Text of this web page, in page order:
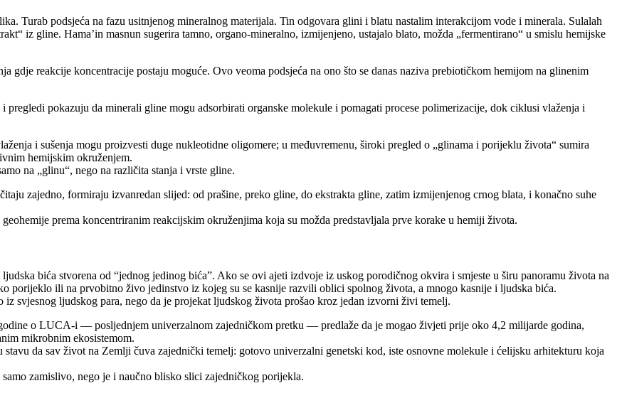
Turab podsjeća na fazu usitnjenog mineralnog materijala. Tin odgovara glini i blatu nastalim interakcijom vode i minerala. Sulalah
iz gline. Hama’in masnun sugerira tamno, organo-mineralno, izmijenjeno, ustajalo blato, možda „fermentirano“ u smislu hemijske
gdje reakcije koncentracije postaju moguće. Ovo veoma podsjeća na ono što se danas naziva prebiotičkom hemijom na glinenim
pregledi pokazuju da minerali gline mogu adsorbirati organske molekule i pomagati procese polimerizacije, dok ciklusi vlaženja i
i sušenja mogu proizvesti duge nukleotidne oligomere; u međuvremenu, široki pregled o „glinama i porijeklu života“ sumira
hemijskim okruženjem.
na „glinu“, nego na različita stanja i vrste gline.
zajedno, formiraju izvanredan slijed: od prašine, preko gline, do ekstrakta gline, zatim izmijenjenog crnog blata, i konačno suhe
prema koncentriranim reakcijskim okruženjima koja su možda predstavljala prve korake u hemiji života.
bića stvorena od “jednog jedinog bića”. Ako se ovi ajeti izdvoje iz uskog porodičnog okvira i smjeste u širu panoramu života na
porijeklo ili na prvobitno živo jedinstvo iz kojeg su se kasnije razvili oblici spolnog života, a mnogo kasnije i ljudska bića.
svjesnog ljudskog para, nego da je projekat ljudskog života prošao kroz jedan izvorni živi temelj.
o LUCA-i — posljednjem univerzalnom zajedničkom pretku — predlaže da je mogao živjeti prije oko 4,2 milijarde godina,
mikrobnim ekosistemom.
da sav život na Zemlji čuva zajednički temelj: gotovo univerzalni genetski kod, iste osnovne molekule i ćelijsku arhitekturu koja
zamislivo, nego je i naučno blisko slici zajedničkog porijekla.